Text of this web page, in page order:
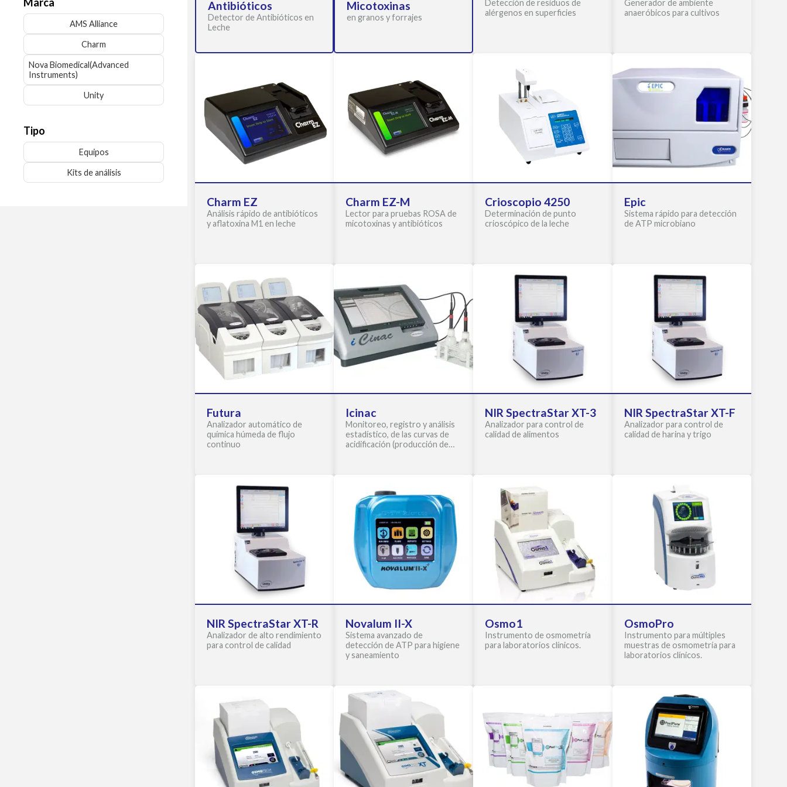
AMS Alliance
Charm
Nova Biomedical(Advanced
Instruments)
Unity
Tipo
Equipos
Kits de análisis
Antibióticos
Detector de Antibióticos en
Leche
Micotoxinas
en granos y forrajes
Detección de residuos de
alérgenos en superficies
Generador de ambiente
anaeróbicos para cultivos
Charm EZ
Análisis rápido de antibióticos
y aflatoxina M1 en leche
Charm EZ-M
Lector para pruebas ROSA de
micotoxinas y antibióticos
Crioscopio 4250
Determinación de punto
crioscópico de la leche
Epic
Sistema rápido para detección
de ATP microbiano
Futura
Analizador automático de
química húmeda de flujo
continuo
Icinac
Monitoreo, registro y análisis
estadístico, de las curvas de
acidificación (producción de
NIR SpectraStar XT-3
Analizador para control de
calidad de alimentos
NIR SpectraStar XT-F
Analizador para control de
calidad de harina y trigo
NIR SpectraStar XT-R
Analizador de alto rendimiento
para control de calidad
Novalum II-X
Sistema avanzado de
detección de ATP para higiene
y saneamiento
Osmo1
Instrumento de osmometría
para laboratorios clínicos.
OsmoPro
Instrumento para múltiples
muestras de osmometría para
laboratorios clínicos.